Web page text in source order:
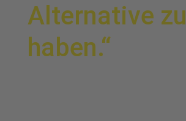
Alternative zu
haben.“